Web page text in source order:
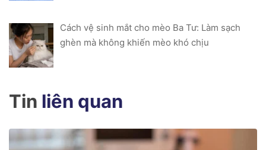
Cách vệ sinh mắt cho mèo Ba Tư: Làm sạch
ghèn mà không khiến mèo khó chịu
Tin liên quan